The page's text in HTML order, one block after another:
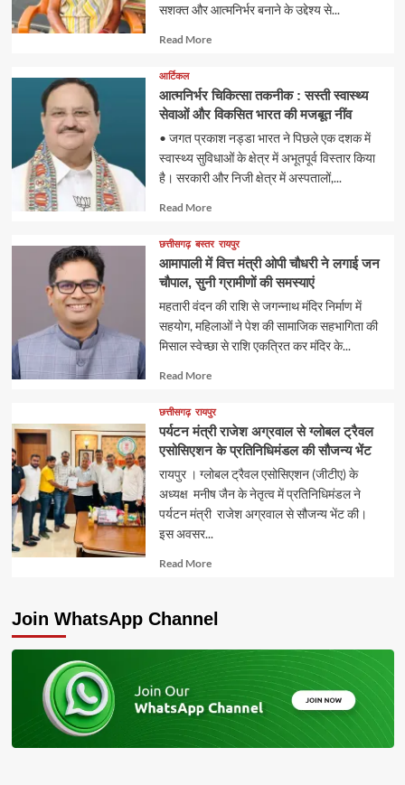
सशक्त और आत्मनिर्भर बनाने के उद्देश्य से...
Read MoreRead
आर्टिकल
आत्मनिर्भर चिकित्सा तकनीक : सस्ती स्वास्थ्य
सेवाओं और विकसित भारत की मजबूत नींव
• जगत प्रकाश नड्डा भारत ने पिछले एक दशक में
स्वास्थ्य सुविधाओं के क्षेत्र में अभूतपूर्व विस्तार किया
है। सरकारी और निजी क्षेत्र में अस्पतालों,...
Read MoreRead
about
छत्तीसगढ़ बस्तर रायपुर
आमापाली में वित्त मंत्री ओपी चौधरी ने लगाई जन
चौपाल, सुनी ग्रामीणों की समस्याएं
महतारी वंदन की राशि से जगन्नाथ मंदिर निर्माण में
सहयोग, महिलाओं ने पेश की सामाजिक सहभागिता की
मिसाल स्वेच्छा से राशि एकत्रित कर मंदिर के...
Read MoreRead
about
छत्तीसगढ़ रायपुर
पर्यटन मंत्री राजेश अग्रवाल से ग्लोबल ट्रैवल
एसोसिएशन के प्रतिनिधिमंडल की सौजन्य भेंट
रायपुर । ग्लोबल ट्रैवल एसोसिएशन (जीटीए) के
अध्यक्ष मनीष जैन के नेतृत्व में प्रतिनिधिमंडल ने
पर्यटन मंत्री राजेश अग्रवाल से सौजन्य भेंट की।
इस अवसर...
Read MoreRead
Join WhatsApp Channel